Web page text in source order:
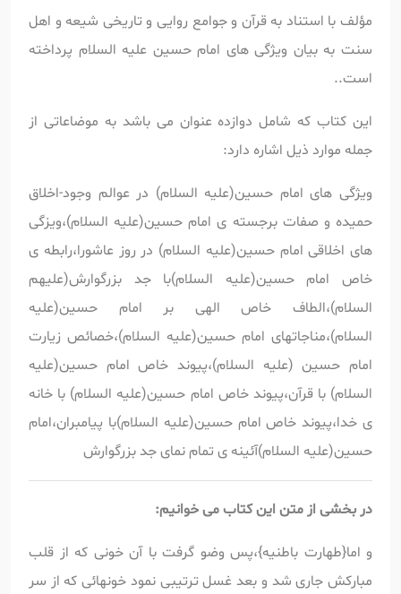
مؤلف با استناد به قرآن و جوامع روایی و تاریخی شیعه و اهل
سنت به بیان ویژگی‏ های امام حسین علیه السلام پرداخته
است..
این کتاب که شامل دوازده عنوان می باشد به موضاعاتی از
جمله موارد ذیل اشاره دارد:
ویژگی های امام حسین(علیه السلام) در عوالم وجود-اخلاق
حمیده و صفات برجسته ی امام حسین(علیه السلام)،ویزگی
های اخلاقی امام حسین(علیه السلام) در روز عاشورا،رابطه ی
خاص امام حسین(علیه السلام)با جد بزرگوارش(علیهم
السلام)،الطاف خاص الهی بر امام حسین(علیه
السلام)،مناجاتهای امام حسین(علیه السلام)،خصائص زیارت
امام حسین (علیه السلام)،پیوند خاص امام حسین(علیه
السلام) با قرآن،پیوند خاص امام حسین(علیه السلام) با خانه
ی خدا،پیوند خاص امام حسین(علیه السلام)با پیامبران،امام
حسین(علیه السلام)آئینه ی تمام نمای جد بزرگوارش
در بخشی از متن این کتاب می خوانیم:
و اما{طهارت باطنیه}،پس وضو گرفت با آن خونی که از قلب
مبارکش جاری شد و بعد غسل ترتیبی نمود خونهائی که از سر